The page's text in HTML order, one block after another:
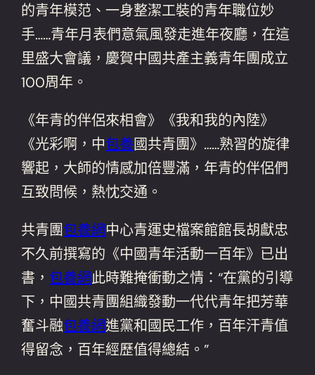
的青年模范、一身整潔工裝的青年職位妙
手……青年月表們意氣風發走進年夜廳，在這
里盛大會議，慶賀中國共產主義青年團成立
100周年。
《年青的伴侶來相會》《我和我的內陸》
《光彩啊，中包養國共青團》……熟習的旋律
響起，大師的情感加倍豐滿，年青的伴侶們
互致問候，熱忱交通。
共青團包養網中心青運史檔案館館長胡獻忠
不久前撰寫的《中國青年活動一百年》已出
書， 包養網此時難掩衝動之情：“在黨的引導
下，中國共青團組織發動一代代青年把芳華
奮斗融包養網進黨和國民工作，百年汗青值
得留念，百年經歷值得總結。”